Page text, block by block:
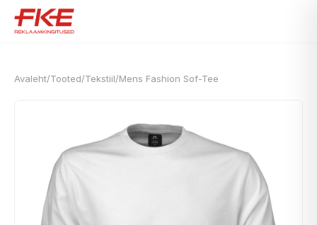
Avaleht/Tooted/Tekstiil/Mens Fashion Sof-Tee